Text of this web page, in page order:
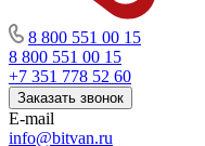
8 800 551 00 15
8 800 551 00 15
+7 351 778 52 60
Заказать звонок
E-mail
info@bitvan.ru